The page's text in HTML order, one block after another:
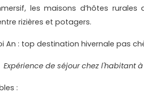
les maisons d’hôtes
rizières et potagers.
Expérience de séjour chez l'habitant à
: